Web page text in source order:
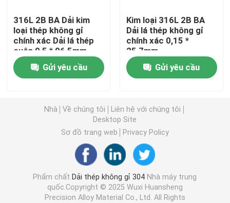
Dải thép không gỉ 321
Dải thép không gỉ cán nguội
cuộn dây ss
Dải thép không gỉ chính xác
cuộn thép không gỉ
316L 2B BA Dải kim
loại thép không gỉ
chính xác Dải lá thép
cuộn 0,5 * 96,5mm
Gửi yêu cầu
Kim loại 316L 2B BA
Dải lá thép không gỉ
chính xác 0,15 *
25,7mm
Gửi yêu cầu
Nhà Về chúng tôi
Liên hệ với chúng tôi
Desktop Site
Sơ đồ trang web
Privacy Policy
Phẩm chất Dải thép không gỉ 304 Nhà máy trung
quốc.Copyright © 2025 Wuxi Huansheng
Precision Alloy Material Co., Ltd. All Rights